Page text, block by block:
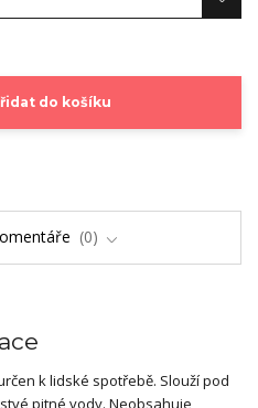
do košíku
0
k lidské spotřebě. Slouží pod
pitné vody. Neobsahuje